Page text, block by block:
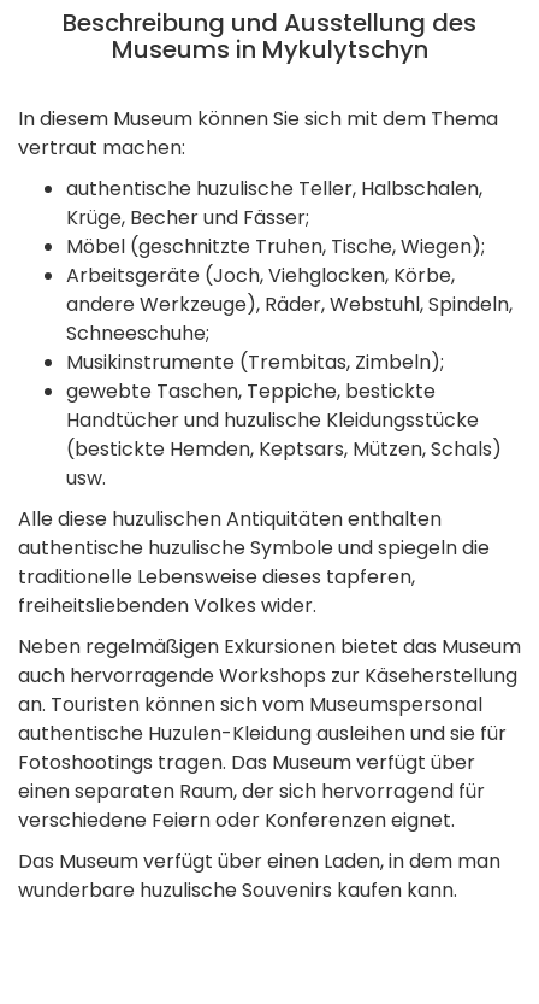
Beschreibung und Ausstellung des
Museums in Mykulytschyn
In diesem Museum können Sie sich mit dem Thema
vertraut machen:
authentische huzulische Teller, Halbschalen,
Krüge, Becher und Fässer;
Möbel (geschnitzte Truhen, Tische, Wiegen);
Arbeitsgeräte (Joch, Viehglocken, Körbe,
andere Werkzeuge), Räder, Webstuhl, Spindeln,
Schneeschuhe;
Musikinstrumente (Trembitas, Zimbeln);
gewebte Taschen, Teppiche, bestickte
Handtücher und huzulische Kleidungsstücke
(bestickte Hemden, Keptsars, Mützen, Schals)
usw.
Alle diese huzulischen Antiquitäten enthalten
authentische huzulische Symbole und spiegeln die
traditionelle Lebensweise dieses tapferen,
freiheitsliebenden Volkes wider.
Neben regelmäßigen Exkursionen bietet das Museum
auch hervorragende Workshops zur Käseherstellung
an. Touristen können sich vom Museumspersonal
authentische Huzulen-Kleidung ausleihen und sie für
Fotoshootings tragen. Das Museum verfügt über
einen separaten Raum, der sich hervorragend für
verschiedene Feiern oder Konferenzen eignet.
Das Museum verfügt über einen Laden, in dem man
wunderbare huzulische Souvenirs kaufen kann.